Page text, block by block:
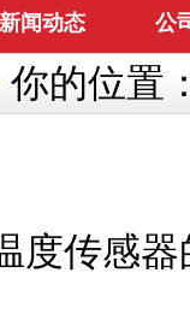
新闻动态 公
你的位置
度传感